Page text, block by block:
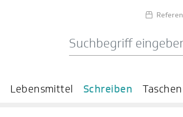
Lebensmittel Schreiben Taschen